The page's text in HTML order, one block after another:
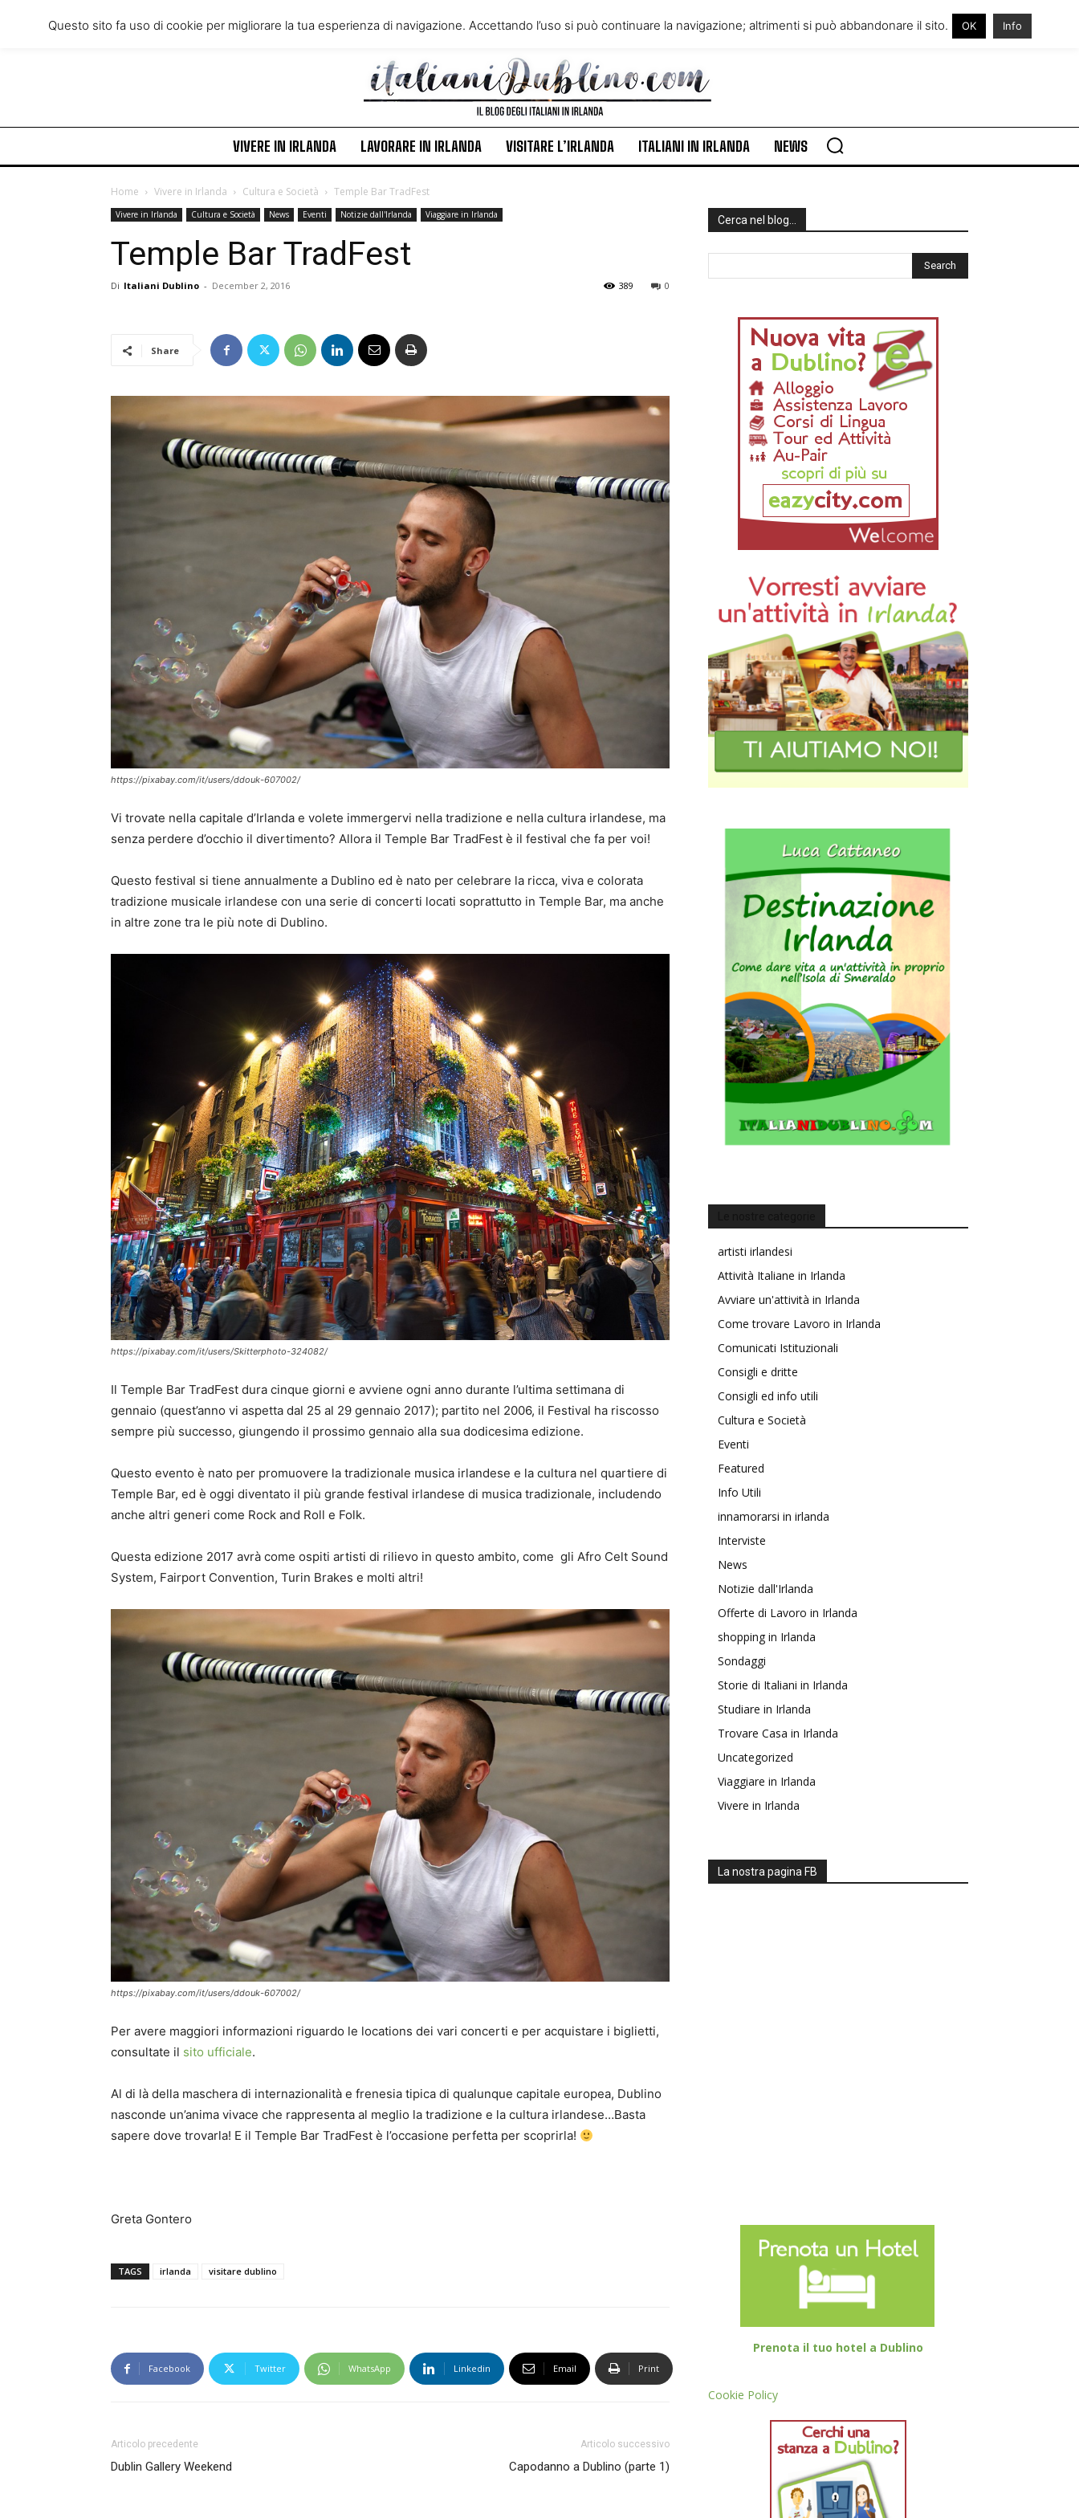
Friday, August 7, 2026 VIVERE IN IRLANDA
VISITARE L’IRLANDA
ITALIANI IN IRLANDA
NEWS
VIVERE IN IRLANDA LAVORARE IN IRLANDA VISITARE L’IRLANDA ITALIANI IN IRLANDA NEWS
Home Vivere in Irlanda Cultura e Società Temple Bar TradFest
Vivere in Irlanda Cultura e Società News Eventi Notizie dall'Irlanda Viaggiare in Irlanda
Temple Bar TradFest
Di Italiani Dublino - December 2, 2016 0
389
Share
https://pixabay.com/it/users/ddouk-607002/
Vi trovate nella capitale d’Irlanda e volete immergervi nella tradizione e nella cultura irlandese, ma
senza perdere d’occhio il divertimento? Allora il Temple Bar TradFest è il festival che fa per voi!
Questo festival si tiene annualmente a Dublino ed è nato per celebrare la ricca, viva e colorata
tradizione musicale irlandese con una serie di concerti locati soprattutto in Temple Bar, ma anche
in altre zone tra le più note di Dublino.
https://pixabay.com/it/users/Skitterphoto-324082/
Il Temple Bar TradFest dura cinque giorni e avviene ogni anno durante l’ultima settimana di
gennaio (quest’anno vi aspetta dal 25 al 29 gennaio 2017); partito nel 2006, il Festival ha riscosso
sempre più successo, giungendo il prossimo gennaio alla sua dodicesima edizione.
Questo evento è nato per promuovere la tradizionale musica irlandese e la cultura nel quartiere di
Temple Bar, ed è oggi diventato il più grande festival irlandese di musica tradizionale, includendo
anche altri generi come Rock and Roll e Folk.
Questa edizione 2017 avrà come ospiti artisti di rilievo in questo ambito, come gli Afro Celt Sound
System, Fairport Convention, Turin Brakes e molti altri!
https://pixabay.com/it/users/ddouk-607002/
Per avere maggiori informazioni riguardo le locations dei vari concerti e per acquistare i biglietti,
consultate il sito ufficiale.
Al di là della maschera di internazionalità e frenesia tipica di qualunque capitale europea, Dublino
nasconde un’anima vivace che rappresenta al meglio la tradizione e la cultura irlandese…Basta
sapere dove trovarla! E il Temple Bar TradFest è l’occasione perfetta per scoprirla!
Greta Gontero
TAGS irlanda visitare dublino
Facebook Twitter WhatsApp Linkedin Email Print
Articolo precedente
Dublin Gallery Weekend
Articolo successivo
Capodanno a Dublino (parte 1)
Cerca nel blog…
artisti irlandesi
Attività Italiane in Irlanda
Avviare un'attività in Irlanda
Come trovare Lavoro in Irlanda
Comunicati Istituzionali
Consigli e dritte
Consigli ed info utili
Cultura e Società
Eventi
Featured
Info Utili
innamorarsi in irlanda
Interviste
News
Notizie dall'Irlanda
Offerte di Lavoro in Irlanda
shopping in Irlanda
Sondaggi
Storie di Italiani in Irlanda
Studiare in Irlanda
Trovare Casa in Irlanda
Uncategorized
Viaggiare in Irlanda
Vivere in Irlanda
La nostra pagina FB
Prenota il tuo hotel a Dublino
Cookie Policy
Questo sito fa uso di cookie per migliorare la tua esperienza di navigazione. Accettando l’uso si può continuare la navigazione; altrimenti si può abbandonare il sito. OK Info